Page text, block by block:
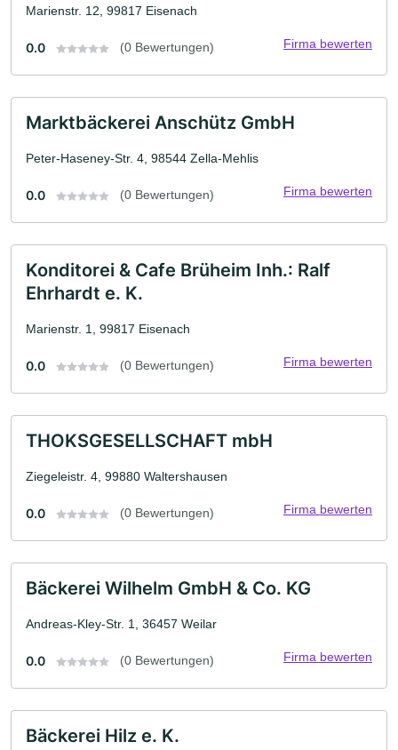
Marienstr. 12, 99817 Eisenach
0.0 (0 Bewertungen) Firma bewerten
Marktbäckerei Anschütz GmbH
Peter-Haseney-Str. 4, 98544 Zella-Mehlis
0.0 (0 Bewertungen) Firma bewerten
Konditorei & Cafe Brüheim Inh.: Ralf
Ehrhardt e. K.
Marienstr. 1, 99817 Eisenach
0.0 (0 Bewertungen) Firma bewerten
THOKSGESELLSCHAFT mbH
Ziegeleistr. 4, 99880 Waltershausen
0.0 (0 Bewertungen) Firma bewerten
Bäckerei Wilhelm GmbH & Co. KG
Andreas-Kley-Str. 1, 36457 Weilar
0.0 (0 Bewertungen) Firma bewerten
Bäckerei Hilz e. K.